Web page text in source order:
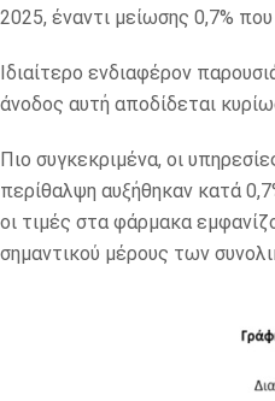
2025, έναντι μείωσης 0,7%
Ιδιαίτερο ενδιαφέρον
άνοδος αυτή αποδίδεται
Πιο συγκεκριμένα, οι
περίθαλψη αυξήθηκαν κατά
οι τιμές στα φάρμακα
σημαντικού μέρους των